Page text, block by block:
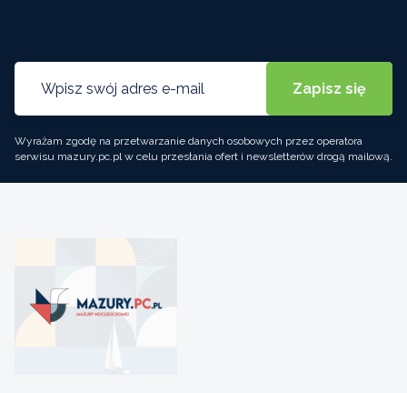
Wyrażam zgodę na przetwarzanie danych osobowych przez operatora
serwisu mazury.pc.pl w celu przesłania ofert i newsletterów drogą mailową.